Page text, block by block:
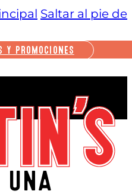
Saltar al pie de
Y PROMOCIONES
UNA